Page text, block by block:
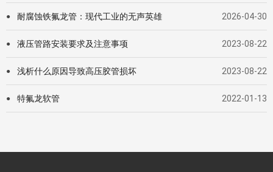
● 耐腐蚀铁氟龙管：现代工业的无声英雄 2026-04-30
● 液压管路安装要求及注意事项 2023-08-22
● 浅析什么原因导致高压胶管损坏 2023-08-22
● 特氟龙软管 2022-01-13